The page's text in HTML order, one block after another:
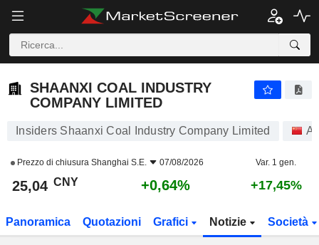
SHAANXI COAL INDUSTRY
COMPANY LIMITED
Insiders Shaanxi Coal Industry Company Limited
Prezzo di chiusura Shanghai S.E. 07/08/2026 Var. 1 gen.
25,04 CNY +0,64% +17,45%
Panoramica Quotazioni Grafici Notizie Società